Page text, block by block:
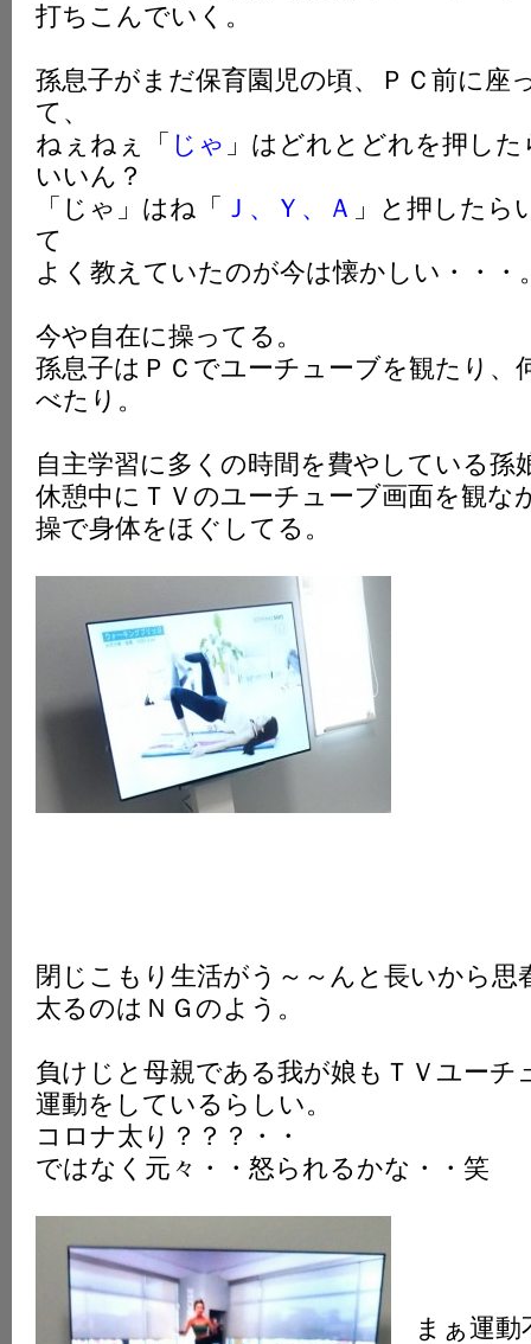
打ちこんでいく。
孫息子がまだ保育園児の頃、ＰＣ前に座
て、
ねぇねぇ「 じゃ 」はどれとどれを押した
いいん？
「じゃ」はね「 Ｊ、 Ｙ、 Ａ 」と押したら
て
よく教えていたのが今は懐かしい・・・
今や自在に操ってる。
孫息子はＰＣでユーチューブを観たり、
べたり。
自主学習に多くの時間を費やしている孫
休憩中にＴＶのユーチューブ画面を観な
操で身体をほぐしてる。
閉じこもり生活がう～～んと長いから思
太るのはＮＧのよう。
負けじと母親である我が娘もＴＶユーチ
運動をしているらしい。
コロナ太り？？？・・
ではなく元々・・怒られるかな・・笑
まぁ運動